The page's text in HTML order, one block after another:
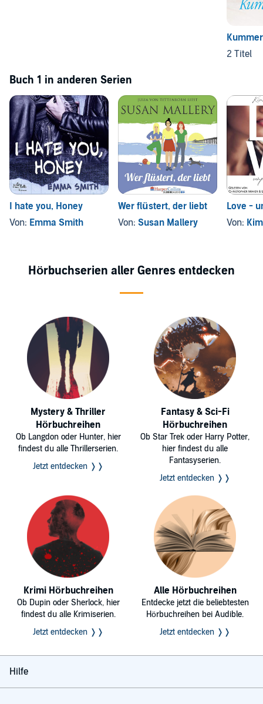
2 Titel
Buch 1 in anderen Serien
I hate you, Honey
Von: Emma Smith
Wer flüstert, der liebt
Von: Susan Mallery
Love -
Von:
Hörbuchserien aller Genres entdecken
Mystery & Thriller
Hörbuchreihen
Ob Langdon oder Hunter, hier
findest du alle Thrillerserien.
Jetzt entdecken ❭❭
Fantasy & Sci-Fi
Hörbuchreihen
Ob Star Trek oder Harry Potter,
hier findest du alle
Fantasyserien.
Jetzt entdecken ❭❭
Krimi Hörbuchreihen
Ob Dupin oder Sherlock, hier
findest du alle Krimiserien.
Jetzt entdecken ❭❭
Alle Hörbuchreihen
Entdecke jetzt die beliebtesten
Hörbuchreihen bei Audible.
Jetzt entdecken ❭❭
Hilfe